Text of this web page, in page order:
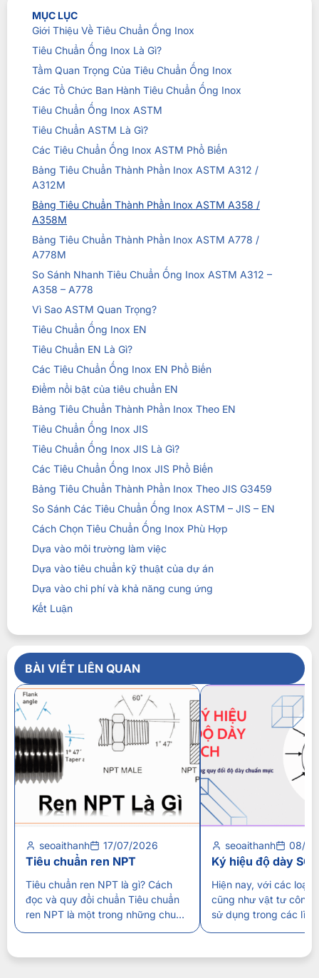
MỤC LỤC
Giới Thiệu Về Tiêu Chuẩn Ống Inox
Tiêu Chuẩn Ống Inox Là Gì?
Tầm Quan Trọng Của Tiêu Chuẩn Ống Inox
Các Tổ Chức Ban Hành Tiêu Chuẩn Ống Inox
Tiêu Chuẩn Ống Inox ASTM
Tiêu Chuẩn ASTM Là Gì?
Các Tiêu Chuẩn Ống Inox ASTM Phổ Biến
Bảng Tiêu Chuẩn Thành Phần Inox ASTM A312 /
A312M
Bảng Tiêu Chuẩn Thành Phần Inox ASTM A358 /
A358M
Bảng Tiêu Chuẩn Thành Phần Inox ASTM A778 /
A778M
So Sánh Nhanh Tiêu Chuẩn Ống Inox ASTM A312 –
A358 – A778
Vì Sao ASTM Quan Trọng?
Tiêu Chuẩn Ống Inox EN
Tiêu Chuẩn EN Là Gì?
Các Tiêu Chuẩn Ống Inox EN Phổ Biến
Điểm nổi bật của tiêu chuẩn EN
Bảng Tiêu Chuẩn Thành Phần Inox Theo EN
Tiêu Chuẩn Ống Inox JIS
Tiêu Chuẩn Ống Inox JIS Là Gì?
Các Tiêu Chuẩn Ống Inox JIS Phổ Biến
Bảng Tiêu Chuẩn Thành Phần Inox Theo JIS G3459
So Sánh Các Tiêu Chuẩn Ống Inox ASTM – JIS – EN
Cách Chọn Tiêu Chuẩn Ống Inox Phù Hợp
Dựa vào môi trường làm việc
Dựa vào tiêu chuẩn kỹ thuật của dự án
Dựa vào chi phí và khả năng cung ứng
Kết Luận
BÀI VIẾT LIÊN QUAN
seoaithanh 17/07/2026
Tiêu chuẩn ren NPT
Tiêu chuẩn ren NPT là gì? Cách
đọc và quy đổi chuẩn Tiêu chuẩn
ren NPT là một trong những chuẩn
nghiệp, đặc biệt tại các thiết bị
seoaithanh 08/
Ký hiệu độ dày
Hiện nay, với các loại
cũng như vật tư công
sử dụng trong các
thể hiện về độ dày,